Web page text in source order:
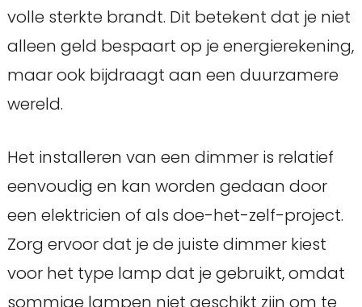
volle sterkte brandt. Dit betekent dat je niet
alleen geld bespaart op je energierekening,
maar ook bijdraagt ​​aan een duurzamere
wereld.
Het installeren van een dimmer is relatief
eenvoudig en kan worden gedaan door
een elektricien of als doe-het-zelf-project.
Zorg ervoor dat je de juiste dimmer kiest
voor het type lamp dat je gebruikt, omdat
sommige lampen niet geschikt zijn om te